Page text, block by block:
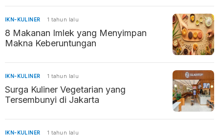
IKN-KULINER 1 tahun lalu
8 Makanan Imlek yang Menyimpan
Makna Keberuntungan
IKN-KULINER 1 tahun lalu
Surga Kuliner Vegetarian yang
Tersembunyi di Jakarta
IKN-KULINER 1 tahun lalu